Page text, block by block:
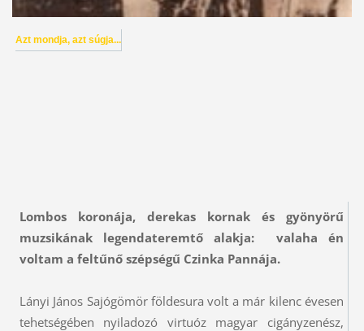
Azt mondja, azt súgja...
Lombos koronája, derekas kornak és gyönyörű
muzsikának legendateremtő alakja: valaha én
voltam a feltűnő szépségű Czinka Pannája.
Lányi János Sajógömör földesura volt a már kilenc évesen
tehetségében nyiladozó virtuóz magyar cigányzenész,